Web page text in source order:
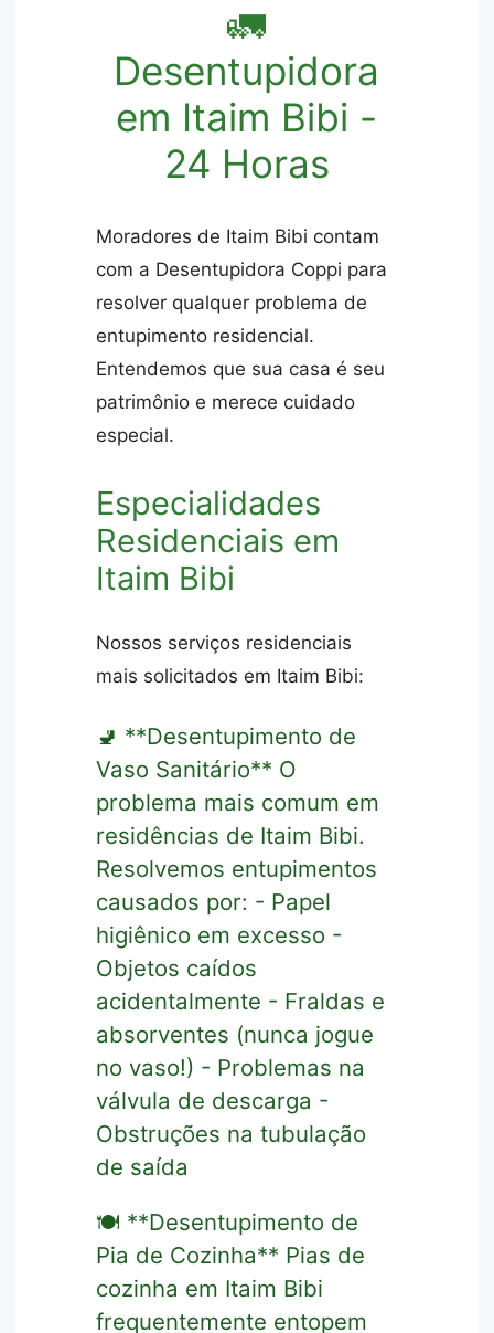
🚛
Desentupidora
em Itaim Bibi -
24 Horas
Moradores de Itaim Bibi contam
com a Desentupidora Coppi para
resolver qualquer problema de
entupimento residencial.
Entendemos que sua casa é seu
patrimônio e merece cuidado
especial.
Especialidades
Residenciais em
Itaim Bibi
Nossos serviços residenciais
mais solicitados em Itaim Bibi:
🚽 **Desentupimento de
Vaso Sanitário** O
problema mais comum em
residências de Itaim Bibi.
Resolvemos entupimentos
causados por: - Papel
higiênico em excesso -
Objetos caídos
acidentalmente - Fraldas e
absorventes (nunca jogue
no vaso!) - Problemas na
válvula de descarga -
Obstruções na tubulação
de saída
🍽️ **Desentupimento de
Pia de Cozinha** Pias de
cozinha em Itaim Bibi
frequentemente entopem